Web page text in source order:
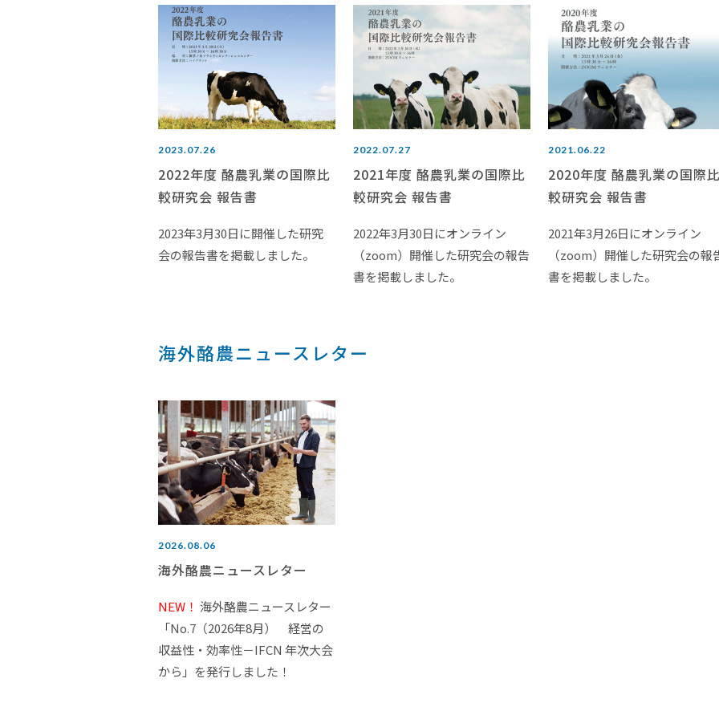
2023.07.26
2022年度 酪農乳業の国際比
較研究会 報告書
2023年3月30日に開催した研究
会の報告書を掲載しました。
2022.07.27
2021年度 酪農乳業の国際比
較研究会 報告書
2022年3月30日にオンライン
（zoom）開催した研究会の報告
書を掲載しました。
2021.06.22
2020年度 酪農乳業の国際
較研究会 報告書
2021年3月26日にオンライン
（zoom）開催した研究会の報
書を掲載しました。
海外酪農ニュースレター
2026.08.06
海外酪農ニュースレター
NEW！ 海外酪農ニュースレター
「No.7（2026年8月） 経営の
収益性・効率性－IFCN 年次大会
から」を発行しました！